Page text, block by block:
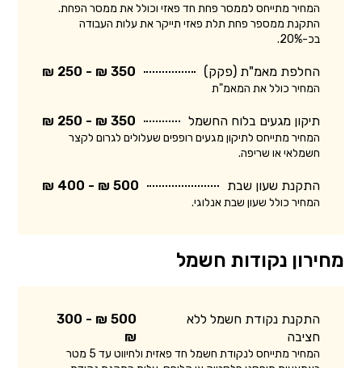
המחיר מתייחס לממסר פחת חד פאזי וכולל את ממסר הפחת.
התקנת ממספר פחת תלת פאזי תייקר את עלות העבודה
בכ-20%.
החלפת מאמ"ת (פקק) 350 ₪ - 250 ₪
המחיר כולל את המאמ"ת
תיקון מגעים בלוח החשמל 350 ₪ - 250 ₪
המחיר מתייחס לתיקון מגעים רופפים שעלולים לגרום לקצר
חשמלאי או שריפה.
התקנת שעון שבת 500 ₪ - 400 ₪
המחיר כולל שעון שבת אנלוגי.
מחירון נקודות חשמל
התקנת נקודת חשמל ללא
חציבה
500 ₪ - 300
₪
המחיר מתייחס לנקודת חשמל חד פאזית ולחיווט עד 5 מטר